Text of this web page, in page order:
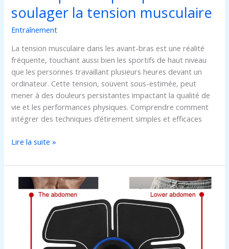
soulager la tension musculaire
Entraînement
La tension musculaire dans les avant-bras est une réalité
fréquente, touchant aussi bien les sportifs de haut niveau
que les personnes travaillant plusieurs heures devant un
ordinateur. Cette tension, souvent sous-estimée, peut
mener à des douleurs persistantes impactant la qualité de
vie et les performances physiques. Comprendre comment
intégrer des techniques d’étirement simples et efficaces
Lire la suite »
Machine